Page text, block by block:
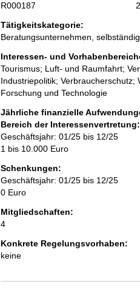
R000187
Tätigkeitskategorie:
Beratungsunternehmen,
Interessen- und
Tourismus; Luft- und Raumfahrt;
Industriepolitik; Verbraucherschutz;
Forschung und Technologie
Jährliche finanzielle
Bereich der Interessenvertretung:
Geschäftsjahr: 01/25 bis 12/25
1 bis 10.000 Euro
Schenkungen:
Geschäftsjahr: 01/25 bis 12/25
0 Euro
Mitgliedschaften:
4
Konkrete Regelungsvorhaben:
keine